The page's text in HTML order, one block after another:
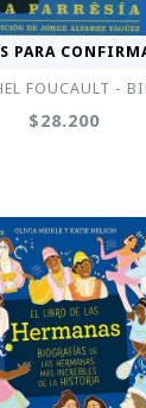
PARA
FOUCAULT -
$28.200